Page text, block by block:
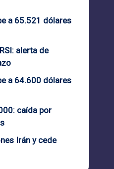
a 65.521 dólares
alerta de
a 64.600 dólares
caída por
Irán y cede